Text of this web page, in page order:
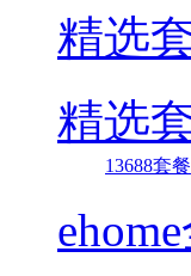
精选
精选
13688套餐